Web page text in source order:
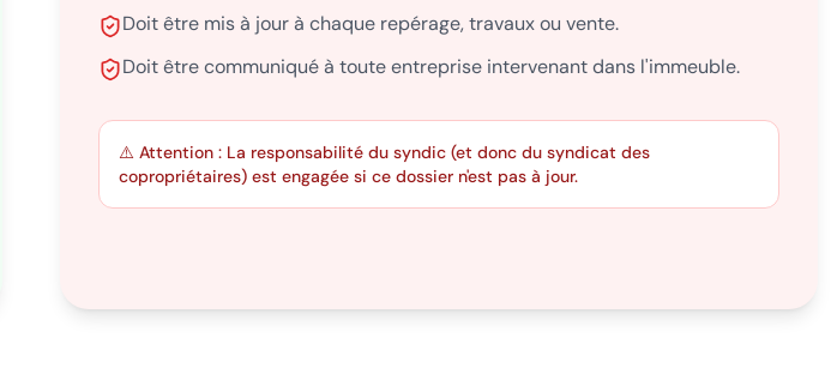
Doit être mis à jour à chaque repérage, travaux ou vente.
Doit être communiqué à toute entreprise intervenant dans l'immeuble.
⚠️ Attention : La responsabilité du syndic (et donc du syndicat des
copropriétaires) est engagée si ce dossier n'est pas à jour.